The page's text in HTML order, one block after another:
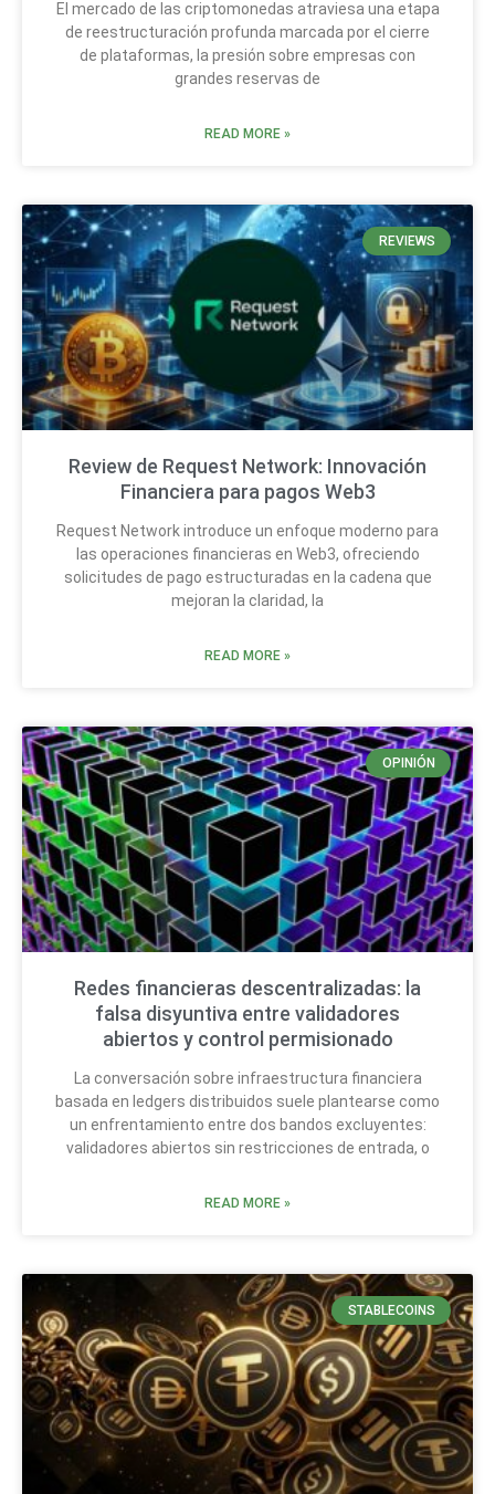
El mercado de las criptomonedas atraviesa una etapa
de reestructuración profunda marcada por el cierre
de plataformas, la presión sobre empresas con
grandes reservas de
READ MORE »
REVIEWS
Review de Request Network: Innovación
Financiera para pagos Web3
Request Network introduce un enfoque moderno para
las operaciones financieras en Web3, ofreciendo
solicitudes de pago estructuradas en la cadena que
mejoran la claridad, la
READ MORE »
OPINIÓN
Redes financieras descentralizadas: la
falsa disyuntiva entre validadores
abiertos y control permisionado
La conversación sobre infraestructura financiera
basada en ledgers distribuidos suele plantearse como
un enfrentamiento entre dos bandos excluyentes:
validadores abiertos sin restricciones de entrada, o
READ MORE »
STABLECOINS